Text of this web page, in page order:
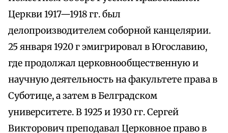
Церкви 1917—1918 гг. был
делопроизводителем соборной канцелярии.
25 января 1920 г эмигрировал в Югославию,
где продолжал церковнообщественную и
научную деятельность на факультете права в
Суботице, а затем в Белградском
университете. В 1925 и 1930 гг. Сергей
Викторович преподавал Церковное право в